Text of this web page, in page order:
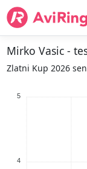
Mirko Vasic -
Zlatni Kup 2026
5
4